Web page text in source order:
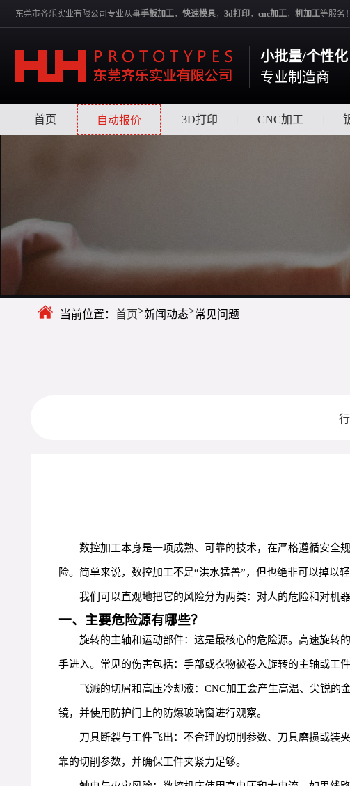
东莞市齐乐实业有限公司专业从事手板加工， 快速模具， 3d打印， cnc加工， 机加工等服务！
小批量/个性
专业制造商
首页 自动报价 3D打印 CNC加工
当前位置： 首页>新闻动态>常见问题
数控加工本身是一项成熟、可靠的技术，在严格遵循安全
险。简单来说，数控加工不是“洪水猛兽”，但也绝非可以掉以
我们可以直观地把它的风险分为两类：对人的危险和对机
一、主要危险源有哪些？
旋转的主轴和运动部件：这是最核心的危险源。高速旋转
手进入。常见的伤害包括：手部或衣物被卷入旋转的主轴或工
飞溅的切屑和高压冷却液：CNC加工会产生高温、尖锐的
镜，并使用防护门上的防爆玻璃窗进行观察。
刀具断裂与工件飞出：不合理的切削参数、刀具磨损或装
靠的切削参数，并确保工件夹紧力足够。